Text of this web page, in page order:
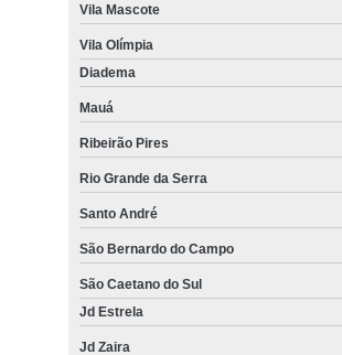
Vila Mascote
Vila Olímpia
Diadema
Mauá
Ribeirão Pires
Rio Grande da Serra
Santo André
São Bernardo do Campo
São Caetano do Sul
Jd Estrela
Jd Zaira